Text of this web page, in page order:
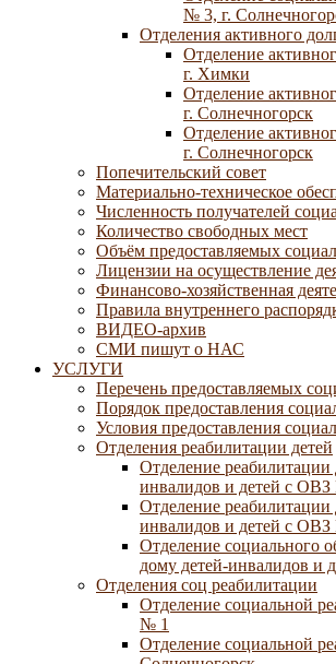
№ 3, г.
Отделения активного
Отделение
г. Химки
Отделение
г. Солнечногорск
Отделение
г. Солнечногорск
Попечительский совет
Материально-техническое
Численность получателей
Количество свободных мест
Объём предоставляемых
Лицензии на осуществление
Финансово-хозяйственная
Правила внутреннего
ВИДЕО-архив
СМИ пишут о НАС
УСЛУГИ
Перечень предоставляемых
Порядок предоставления
Условия предоставления
Отделения реабилитации детей
Отделение реабилитации
инвалидов и детей с
Отделение реабилитации
инвалидов и детей с
Отделение социального
дому детей-инвалидов и
Отделения соц реабилитации
Отделение социальной
№ 1
Отделение социальной